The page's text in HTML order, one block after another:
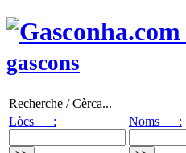
gascons
Recherche / Cèrca...
Lòcs :
Noms :